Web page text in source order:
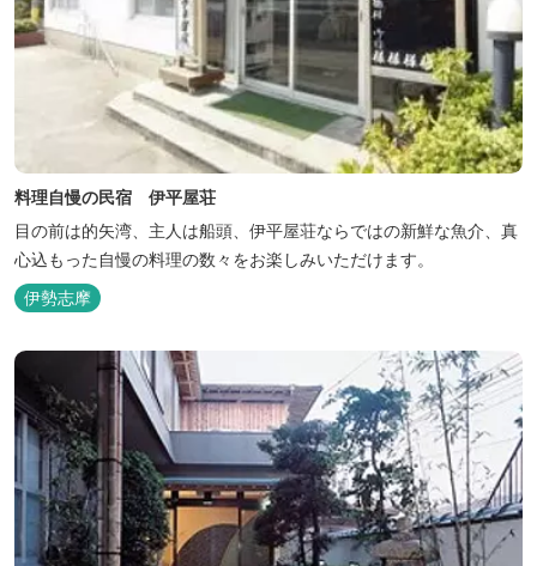
料理自慢の民宿 伊平屋荘
目の前は的矢湾、主人は船頭、伊平屋荘ならではの新鮮な魚介、真
心込もった自慢の料理の数々をお楽しみいただけます。
伊勢志摩